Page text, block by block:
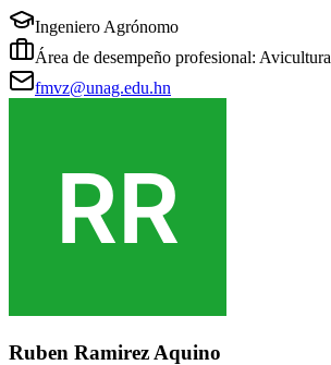
Ingeniero Agrónomo
Área de desempeño profesional: Avicultura
fmvz@unag.edu.hn
Ruben Ramirez Aquino